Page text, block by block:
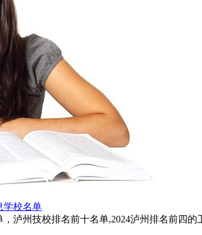
学校名单
泸州技校排名前十名单,2024泸州排名前四